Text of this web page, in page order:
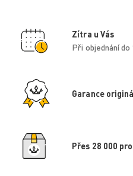
Zítra u Vás
Při objednání do
Garance
Přes 28 000